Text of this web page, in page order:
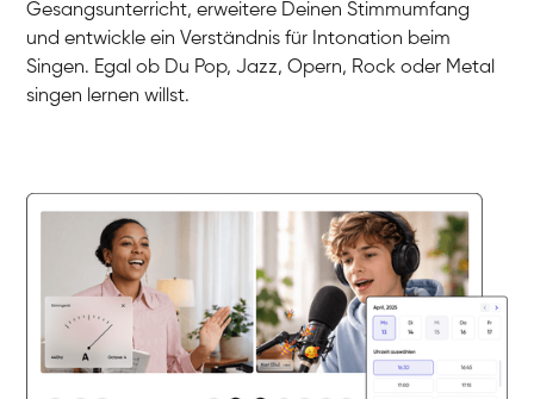
Gesang / Vocal
Gesang / Vocal
Gesangsunterricht, erweitere Deinen Stimmumfang
und entwickle ein Verständnis für Intonation beim
Singen. Egal ob Du Pop, Jazz, Opern, Rock oder Metal
singen lernen willst.